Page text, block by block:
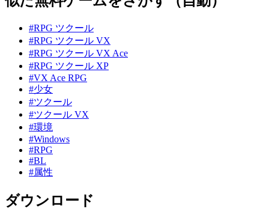
#RPG ツクール
#RPG ツクール VX
#RPG ツクール VX Ace
#RPG ツクール XP
#VX Ace RPG
#少女
#ツクール
#ツクール VX
#環境
#Windows
#RPG
#BL
#属性
ダウンロード